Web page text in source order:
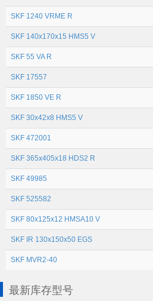
SKF 1240 VRME R
SKF 140x170x15 HMS5 V
SKF 55 VA R
SKF 17557
SKF 1850 VE R
SKF 30x42x8 HMS5 V
SKF 472001
SKF 365x405x18 HDS2 R
SKF 49985
SKF 525582
SKF 80x125x12 HMSA10 V
SKF IR 130x150x50 EGS
SKF MVR2-40
最新库存型号